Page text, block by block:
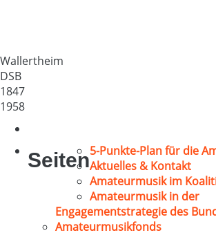
Wallertheim
DSB
1847
1958
Seiten5-Punkte-Plan für die
Aktuelles & Kontakt
Amateurmusik im
Amateurmusik in der
Engagementstrategie des
Amateurmusikfonds